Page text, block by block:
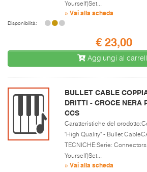
Yourself)Set...
» Vai alla scheda
Disponibilità:
€ 23,00
Aggiungi al
BULLET CABLE
DRITTI - CROCE NERA
CCS
Caratteristiche del
"High Quality" - Bullet
TECNICHE:Serie:
Yourself)Set...
» Vai alla scheda